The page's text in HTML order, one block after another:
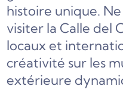
histoire unique.
visiter la Calle del
locaux et
créativité sur les
extérieure